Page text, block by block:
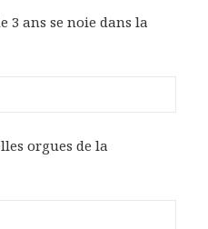
3 ans se noie dans la
orgues de la